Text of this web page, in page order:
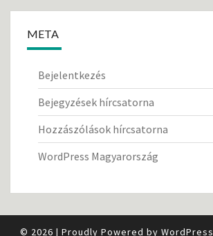
META
Bejelentkezés
Bejegyzések hírcsatorna
Hozzászólások hírcsatorna
WordPress Magyarország
© 2026 | Proudly Powered by WordPress